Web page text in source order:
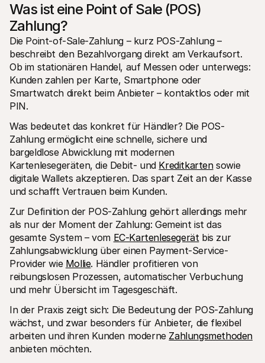
Was ist eine Point of Sale (POS)
Zahlung?
Die Point-of-Sale-Zahlung – kurz POS-Zahlung –
beschreibt den Bezahlvorgang direkt am Verkaufsort.
Ob im stationären Handel, auf Messen oder unterwegs:
Kunden zahlen per Karte, Smartphone oder
Smartwatch direkt beim Anbieter – kontaktlos oder mit
PIN.
Was bedeutet das konkret für Händler? Die POS-
Zahlung ermöglicht eine schnelle, sichere und
bargeldlose Abwicklung mit modernen
Kartenlesegeräten, die Debit- und Kreditkarten sowie
digitale Wallets akzeptieren. Das spart Zeit an der Kasse
und schafft Vertrauen beim Kunden.
Zur Definition der POS-Zahlung gehört allerdings mehr
als nur der Moment der Zahlung: Gemeint ist das
gesamte System – vom EC-Kartenlesegerät bis zur
Zahlungsabwicklung über einen Payment-Service-
Provider wie Mollie. Händler profitieren von
reibungslosen Prozessen, automatischer Verbuchung
und mehr Übersicht im Tagesgeschäft.
In der Praxis zeigt sich: Die Bedeutung der POS-Zahlung
wächst, und zwar besonders für Anbieter, die flexibel
arbeiten und ihren Kunden moderne Zahlungsmethoden
anbieten möchten.